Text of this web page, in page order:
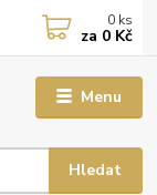
Menu
Hledat
0 ks
za 0 Kč